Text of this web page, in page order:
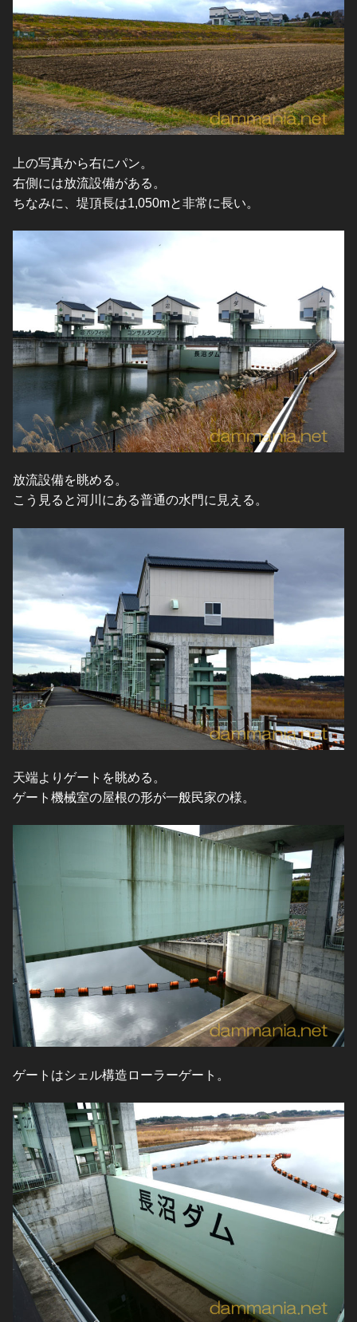
上の写真から右にパン。
右側には放流設備がある。
ちなみに、堤頂長は1,050mと非常に長い。
放流設備を眺める。
こう見ると河川にある普通の水門に見える。
天端よりゲートを眺める。
ゲート機械室の屋根の形が一般民家の様。
ゲートはシェル構造ローラーゲート。